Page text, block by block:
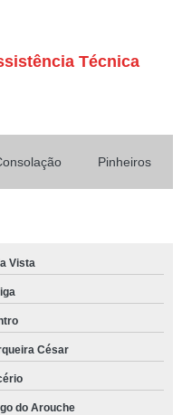
Técnica
Pinheiros
Vista
César
do Arouche